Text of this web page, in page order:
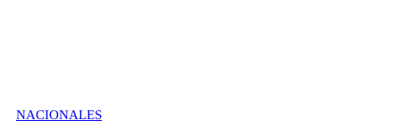
NACIONALES